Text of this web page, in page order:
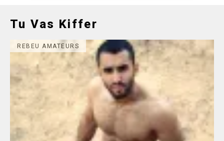
Tu Vas Kiffer
REBEU AMATEURS